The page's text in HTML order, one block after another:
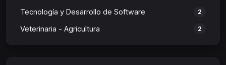
Tecnología y Desarrollo de Software 2
Veterinaria - Agricultura 2